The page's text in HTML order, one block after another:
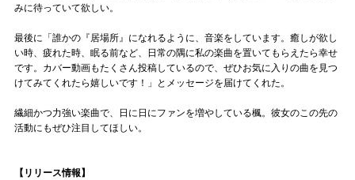
みに待っていて欲しい。
最後に「誰かの『居場所』になれるように、音楽をしています。癒しが欲し
い時、疲れた時、眠る前など、日常の隅に私の楽曲を置いてもらえたら幸せ
です。カバー動画もたくさん投稿しているので、ぜひお気に入りの曲を見つ
けてみてくれたら嬉しいです！」とメッセージを届けてくれた。
繊細かつ力強い楽曲で、日に日にファンを増やしている楓。彼女のこの先の
活動にもぜひ注目してほしい。
【リリース情報】